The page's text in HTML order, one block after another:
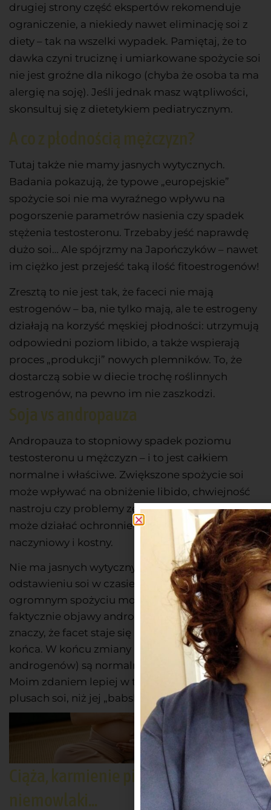
drugiej strony część ekspertów rekomenduje
ograniczenie, a niekiedy nawet eliminację soi z
diety – tak na wszelki wypadek. Pamiętaj, że to
dawka czyni truciznę i umiarkowane spożycie soi
nie jest groźne dla nikogo (chyba że osoba ta ma
alergię na soję). Jeśli jednak masz wątpliwości,
skonsultuj się z dietetykiem pediatrycznym.
A co z płodnością mężczyzn?
Tutaj także nie mamy jasnych wytycznych.
Badania pokazują, że typowe „europejskie”
spożycie soi nie ma wyraźnego wpływu na
pogorszenie parametrów nasienia czy spadek
stężenia testosteronu. Trzebaby jeść naprawdę
dużo soi… Ale spójrzmy na Japończyków – nawet
im ciężko jest przejeść taką ilość fitoestrogenów!
Zresztą to nie jest tak, że faceci nie mają
estrogenów – ba, nie tylko mają, ale te estrogeny
działają na korzyść męskiej płodności: utrzymują
odpowiedni poziom libido, a także wspierają
proces „produkcji” nowych plemników. To, że
dostarczą sobie w diecie trochę roślinnych
estrogenów, na pewno im nie zaszkodzi.
Soja vs andropauza
Andropauza to stopniowy spadek poziomu
testosteronu u mężczyzn – i to jest całkiem
normalne i właściwe. Zwiększone spożycie soi
może wpływać na obniżenie libido, chwiejność
nastroju czy problemy ze snem. Z drugiej strony
może działać ochronnie na układ sercowo-
naczyniowy i kostny.
Nie ma jasnych wytycznych mówiących o
odstawieniu soi w czasie andropauzy. Przy
ogromnym spożyciu może się okazać, że
faktycznie objawy andropauzy się nasilają. Czy to
znaczy, że facet staje się mniej męski? Cóż, nie do
końca. W końcu zmiany hormonalne (tu: spadek
androgenów) są normalne w pewnym wieku.
Moim zdaniem lepiej w tej kwestii skupić się na
plusach soi, niż jej „babskiej” stronie.
Ciąża, karmienie piersią, noworodki i
niemowlaki...